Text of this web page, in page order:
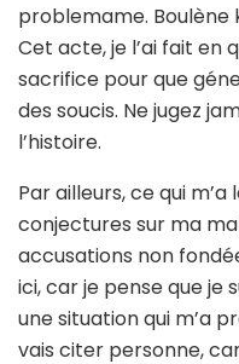
problemame.
Cet acte, je l’ai fait en
sacrifice pour que
des soucis. Ne jugez
l’histoire.
Par ailleurs, ce qui
conjectures sur ma
accusations non
ici, car je pense que je
une situation qui m’a
vais citer personne,